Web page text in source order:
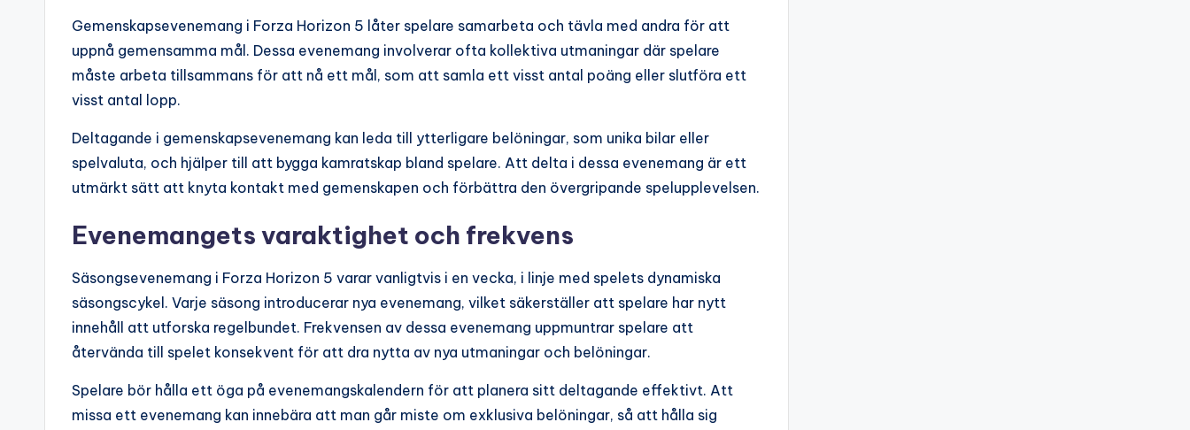
Gemenskapsevenemang i Forza Horizon 5 låter spelare samarbeta och tävla med andra för att
uppnå gemensamma mål. Dessa evenemang involverar ofta kollektiva utmaningar där spelare
måste arbeta tillsammans för att nå ett mål, som att samla ett visst antal poäng eller slutföra ett
visst antal lopp.
Deltagande i gemenskapsevenemang kan leda till ytterligare belöningar, som unika bilar eller
spelvaluta, och hjälper till att bygga kamratskap bland spelare. Att delta i dessa evenemang är ett
utmärkt sätt att knyta kontakt med gemenskapen och förbättra den övergripande spelupplevelsen.
Evenemangets varaktighet och frekvens
Säsongsevenemang i Forza Horizon 5 varar vanligtvis i en vecka, i linje med spelets dynamiska
säsongscykel. Varje säsong introducerar nya evenemang, vilket säkerställer att spelare har nytt
innehåll att utforska regelbundet. Frekvensen av dessa evenemang uppmuntrar spelare att
återvända till spelet konsekvent för att dra nytta av nya utmaningar och belöningar.
Spelare bör hålla ett öga på evenemangskalendern för att planera sitt deltagande effektivt. Att
missa ett evenemang kan innebära att man går miste om exklusiva belöningar, så att hålla sig